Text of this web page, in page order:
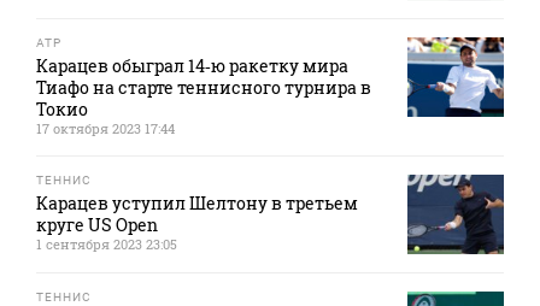
ATP
Карацев обыграл 14‑ю ракетку мира
Тиафо на старте теннисного турнира в
Токио
17 октября 2023 17:44
ТЕННИС
Карацев уступил Шелтону в третьем
круге US Open
1 сентября 2023 23:05
ТЕННИС